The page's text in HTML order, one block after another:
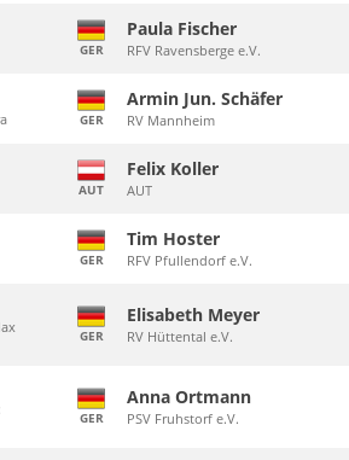
GER
Paula Fischer
RFV Ravensberge e.V.
GER
Armin Jun. Schäfer
RV Mannheim
AUT
Felix Koller
AUT
GER
Tim Hoster
RFV Pfullendorf e.V.
GER
Elisabeth Meyer
RV Hüttental e.V.
GER
Anna Ortmann
PSV Fruhstorf e.V.